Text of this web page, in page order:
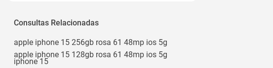
Ouro Rosa
Preto Brilhante
Consultas Relacionadas
apple iphone 15 256gb rosa 61 48mp ios 5g
apple iphone 15 128gb rosa 61 48mp ios 5g
iphone 15